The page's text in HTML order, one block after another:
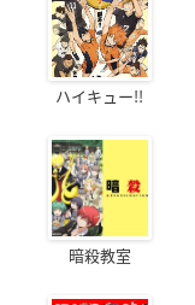
ハイキュー!!
暗殺教室